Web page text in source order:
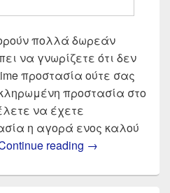
πολλά δωρεάν
να γνωρίζετε ότι δεν
προστασία ούτε σας
προστασία στο
να έχετε
η αγορά ενος καλού
reading Το καλύτερο
→